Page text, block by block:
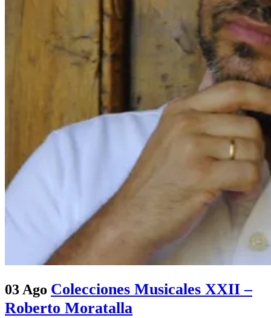
03 Ago Colecciones Musicales XXII –
Roberto Moratalla